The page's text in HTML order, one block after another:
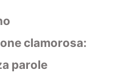
clamorosa:
parole